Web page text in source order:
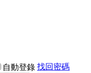
自動登錄 找回密碼